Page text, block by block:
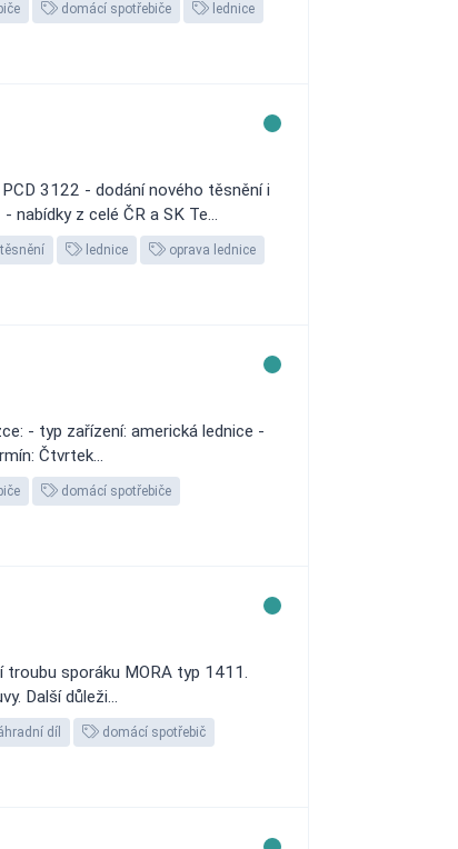
domácí spotřebiče lednice
3122 - dodání nového těsnění i
z celé ČR a SK Te...
těsnění lednice oprava lednice
- typ zařízení: americká lednice -
Čtvrtek...
domácí spotřebiče
troubu sporáku MORA typ 1411.
Další důleži...
díl domácí spotřebič